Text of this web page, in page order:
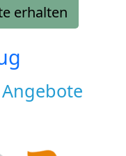
erhalten